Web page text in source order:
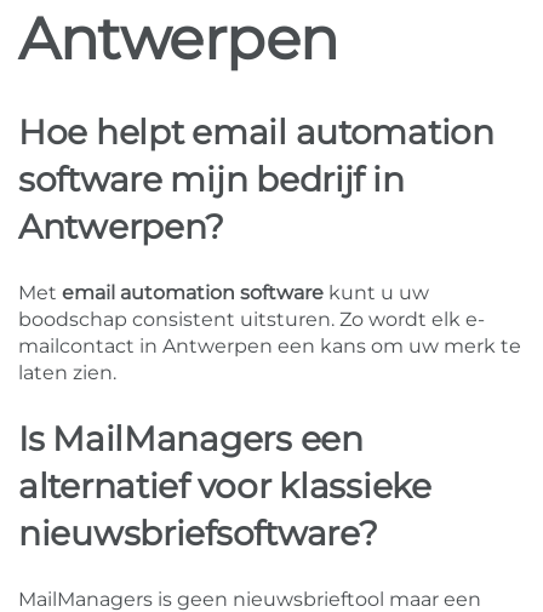
Antwerpen
Hoe helpt email automation
software mijn bedrijf in
Antwerpen?
Met email automation software kunt u uw
boodschap consistent uitsturen. Zo wordt elk e-
mailcontact in Antwerpen een kans om uw merk te
laten zien.
Is MailManagers een
alternatief voor klassieke
nieuwsbriefsoftware?
MailManagers is geen nieuwsbrieftool maar een